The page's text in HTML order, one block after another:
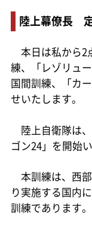
陸上幕僚長
本日は私から2
練、「レゾリュ
国間訓練、「カ
せいたします。
陸上自衛隊は
ゴン24」を開始
本訓練は、西
り実施する国内
訓練であります。